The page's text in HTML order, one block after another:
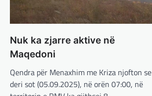
Nuk ka zjarre aktive në
Maqedoni
Qendra për Menaxhim me Kriza njofton se
deri sot (05.09.2025), në orën 07:00, në